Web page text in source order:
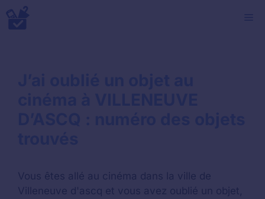
Aller
au
Vous êtes allé au cinéma dans la ville de
Villeneuve d'ascq et vous avez oublié un objet,